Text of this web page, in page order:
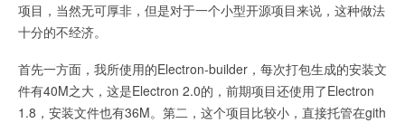
项目，当然无可厚非，但是对于一个小型开源项目来说，这种做法
十分的不经济。
首先一方面，我所使用的Electron-builder，每次打包生成的安装文
件有40M之大，这是Electron 2.0的，前期项目还使用了Electron
1.8，安装文件也有36M。第二，这个项目比较小，直接托管在gith